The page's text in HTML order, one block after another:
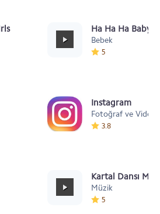
Ha Ha Ha Baby
Bebek
5
Instagram
Fotoğraf ve Video
3.8
Kartal Dansı
Müzik
5